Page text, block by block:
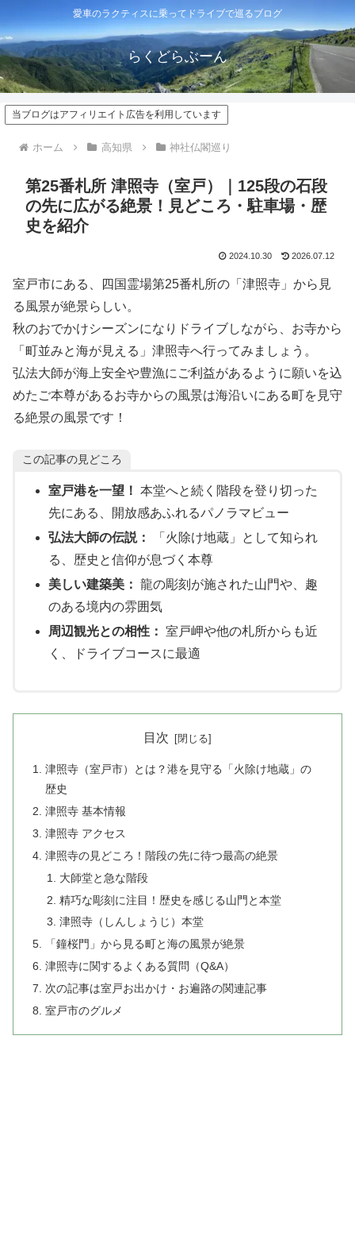
愛車のラクティスに乗ってドライブで巡るブログ
らくどらぶーん
当ブログはアフィリエイト広告を利用しています
ホーム 高知県 神社仏閣巡り
第25番札所 津照寺（室戸）｜125段の石段
の先に広がる絶景！見どころ・駐車場・歴
史を紹介
2024.10.30 2026.07.12
室戸市にある、四国霊場第25番札所の「津照寺」から見
る風景が絶景らしい。
秋のおでかけシーズンになりドライブしながら、お寺から
「町並みと海が見える」津照寺へ行ってみましょう。
弘法大師が海上安全や豊漁にご利益があるように願いを込
めたご本尊があるお寺からの風景は海沿いにある町を見守
る絶景の風景です！
この記事の見どころ
室戸港を一望！ 本堂へと続く階段を登り切った
先にある、開放感あふれるパノラマビュー
弘法大師の伝説：
「火除け地蔵」として知られ
る、歴史と信仰が息づく本尊
美しい建築美： 龍の彫刻が施された山門や、趣
のある境内の雰囲気
周辺観光との相性： 室戸岬や他の札所からも近
く、ドライブコースに最適
目次
津照寺（室戸市）とは？港を見守る「火除け地蔵」の
歴史
津照寺 基本情報
津照寺 アクセス
津照寺の見どころ！階段の先に待つ最高の絶景
大師堂と急な階段
精巧な彫刻に注目！歴史を感じる山門と本堂
津照寺（しんしょうじ）本堂
「鐘桜門」から見る町と海の風景が絶景
津照寺に関するよくある質問（Q&A）
次の記事は室戸お出かけ・お遍路の関連記事
室戸市のグルメ